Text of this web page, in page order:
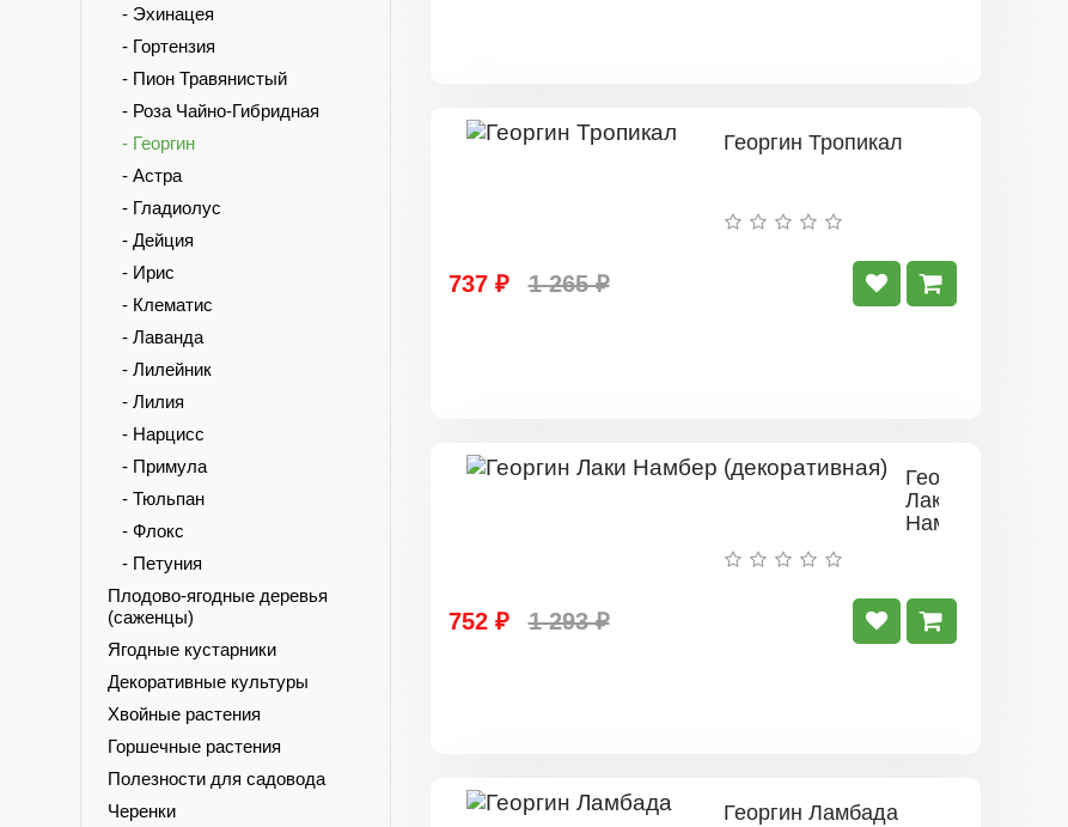
- Эхинацея
- Гортензия
- Пион Травянистый
- Роза Чайно-Гибридная
- Георгин
- Астра
- Гладиолус
- Дейция
- Ирис
- Клематис
- Лаванда
- Лилейник
- Лилия
- Нарцисс
- Примула
- Тюльпан
- Флокс
- Петуния
Плодово-ягодные деревья
(саженцы)
Ягодные кустарники
Декоративные культуры
Хвойные растения
Горшечные растения
Полезности для садовода
Черенки
Георгин Тропикал
737 ₽ 1 265 ₽
Георгин
Лаки
Намбер
752 ₽ 1 293 ₽
Георгин Ламбада